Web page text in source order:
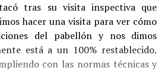
tras su visita inspectiva que
hacer una visita para ver cómo
del pabellón y nos dimos
está a un 100% restablecido.
con las normas técnicas y